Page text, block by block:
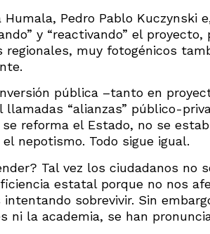
Pedro Pablo Kuczynski
y “reactivando” el proyecto,
muy fotogénicos
pública –tanto en
“alianzas” público-
reforma el Estado, no se
nepotismo. Todo sigue igual.
Tal vez los ciudadanos no
estatal porque no nos
sobrevivir. Sin
ni la academia, se han